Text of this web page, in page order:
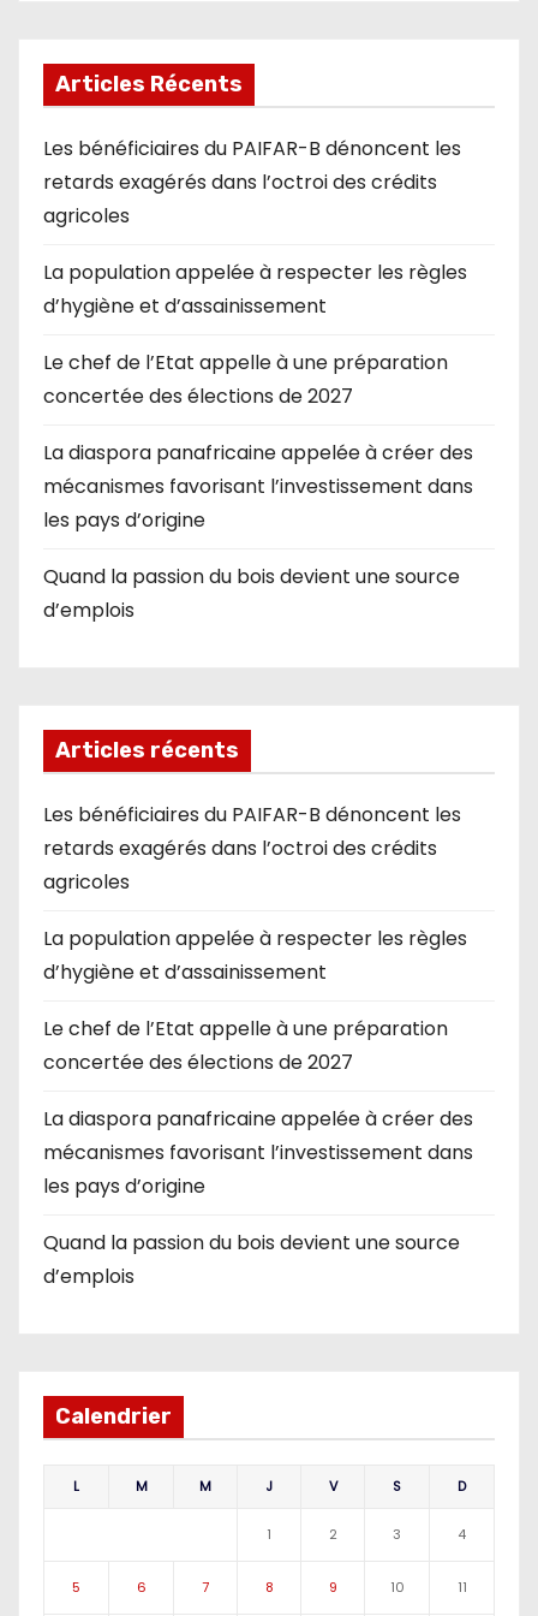
Articles Récents
Les bénéficiaires du PAIFAR-B dénoncent les
retards exagérés dans l’octroi des crédits
agricoles
La population appelée à respecter les règles
d’hygiène et d’assainissement
Le chef de l’Etat appelle à une préparation
concertée des élections de 2027
La diaspora panafricaine appelée à créer des
mécanismes favorisant l’investissement dans
les pays d’origine
Quand la passion du bois devient une source
d’emplois
Articles récents
Les bénéficiaires du PAIFAR-B dénoncent les
retards exagérés dans l’octroi des crédits
agricoles
La population appelée à respecter les règles
d’hygiène et d’assainissement
Le chef de l’Etat appelle à une préparation
concertée des élections de 2027
La diaspora panafricaine appelée à créer des
mécanismes favorisant l’investissement dans
les pays d’origine
Quand la passion du bois devient une source
d’emplois
Calendrier
L M M J V S D
1 2 3 4
5 6 7 8 9 10 11